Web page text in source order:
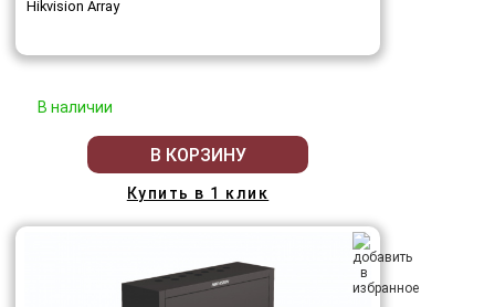
Hikvision Array
В наличии
В КОРЗИНУ
Купить в 1 клик